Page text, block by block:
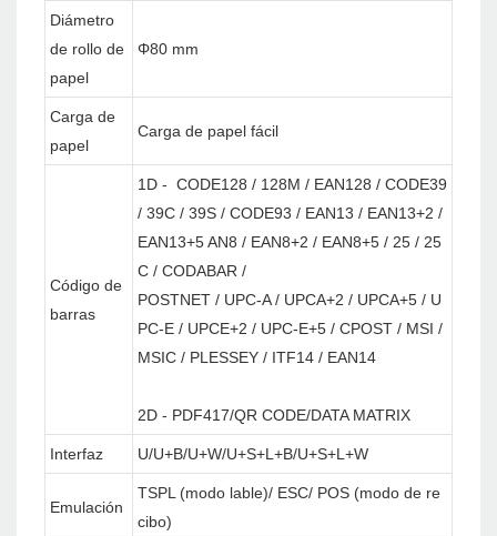
Diámetro
de rollo de
papel
Φ80 mm
Carga de
papel
Carga de papel fácil
Código de
barras
1D - CODE128 / 128M / EAN128 / CODE39
/ 39C / 39S / CODE93 / EAN13 / EAN13+2 /
EAN13+5 AN8 / EAN8+2 / EAN8+5 / 25 / 25
C / CODABAR /
POSTNET / UPC-A / UPCA+2 / UPCA+5 / U
PC-E / UPCE+2 / UPC-E+5 / CPOST / MSI /
MSIC / PLESSEY / ITF14 / EAN14
2D - PDF417/QR CODE/DATA MATRIX
Interfaz U/U+B/U+W/U+S+L+B/U+S+L+W
Emulación
TSPL (modo lable)/ ESC/ POS (modo de re
cibo)